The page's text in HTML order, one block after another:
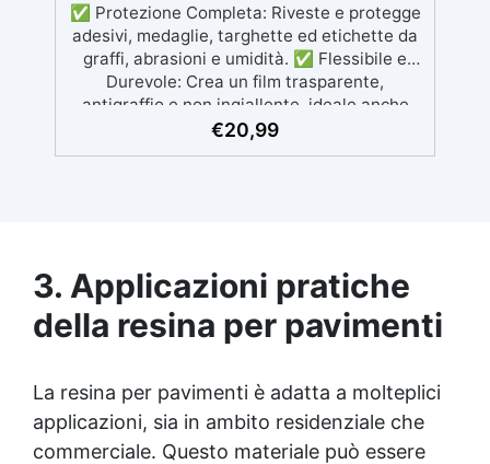
✅ Protezione Completa: Riveste e protegge
adesivi, medaglie, targhette ed etichette da
graffi, abrasioni e umidità. ✅ Flessibile e
Durevole: Crea un film trasparente,
antigraffio e non ingiallente, ideale anche
per etichette da esterno. ✅ Facile
professionali.
€20,99
3. Applicazioni pratiche
della resina per pavimenti
La resina per pavimenti è adatta a molteplici
applicazioni, sia in ambito residenziale che
commerciale. Questo materiale può essere